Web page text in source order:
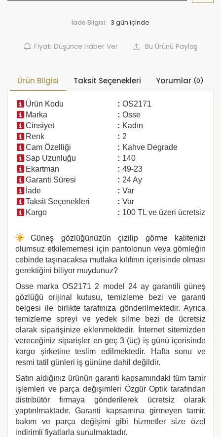
İade Bilgisi:
Fiyatı Düşünce Haber Ver Bu Ürünü Paylaş
Ürün Bilgisi Taksit Seçenekleri Yorumlar (0)
Ürün Kodu : OS2171
Marka
: Osse
Cinsiyet
: Kadın
Renk
: 2
Cam Özelliği
: Kahve Degrade
Sap Uzunluğu
: 140
Ekartman
: 49-23
Garanti Süresi
: 24 Ay
İade
: Var
Taksit Seçenekleri
: Var
Kargo
: 100 TL ve üzeri ücretsiz
Güneş gözlüğünüzün çizilip görme kalitenizi
olumsuz etkilememesi için pantolonun veya gömleğin
cebinde taşınacaksa mutlaka kılıfının içerisinde olması
gerektiğini biliyor muydunuz?
Osse markaOS2171 2 model 24 ay garantili güneş
gözlüğü orijinal kutusu, temizleme bezi ve garanti
belgesi ile birlikte tarafınıza gönderilmektedir. Ayrıca
temizleme spreyi ve yedek silme bezi de ücretsiz
olarak siparişinize eklenmektedir. İnternet sitemizden
vereceğiniz siparişler en geç 3 (üç) iş günü içerisinde
kargo şirketine teslim edilmektedir. Hafta sonu ve
resmi tatil günleri iş gününe dahil değildir.
Satın aldığınız ürünün garanti kapsamındaki tüm tamir
işlemleri ve parça değişimleri Özgür Optik tarafından
distribütör firmaya gönderilerek ücretsiz olarak
yaptırılmaktadır. Garanti kapsamına girmeyen tamir,
bakım ve parça değişimi gibi hizmetler size özel
indirimli fiyatlarla sunulmaktadır.